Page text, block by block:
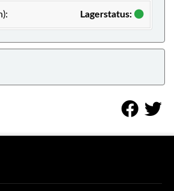
Lagerstatus: